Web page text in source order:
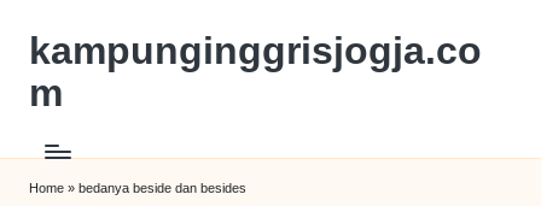
kampunginggrisjogja.co
m
Home » bedanya beside dan besides